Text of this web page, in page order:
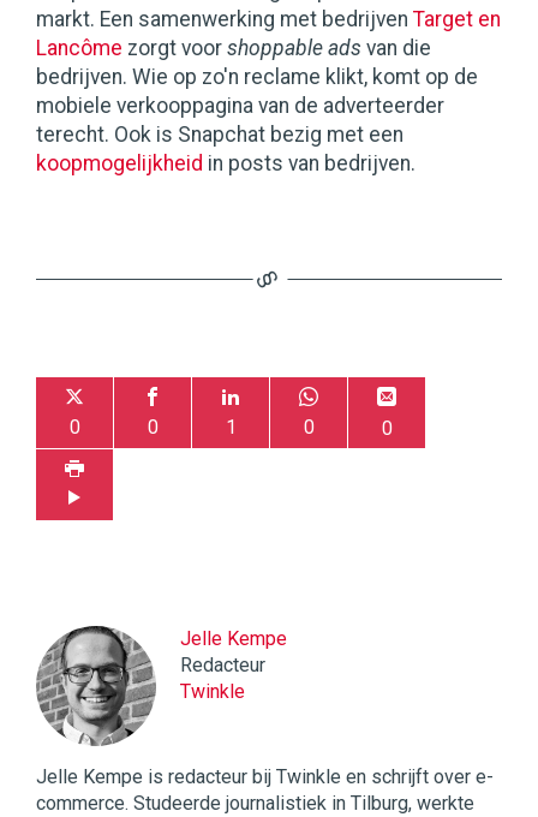
markt. Een samenwerking met bedrijven Target en
Lancôme zorgt voor shoppable ads van die
bedrijven. Wie op zo'n reclame klikt, komt op de
mobiele verkooppagina van de adverteerder
terecht. Ook is Snapchat bezig met een
koopmogelijkheid in posts van bedrijven.
0 0 1 0 0
Jelle Kempe
Redacteur
Twinkle
Jelle Kempe is redacteur bij Twinkle en schrijft over e-
commerce. Studeerde journalistiek in Tilburg, werkte